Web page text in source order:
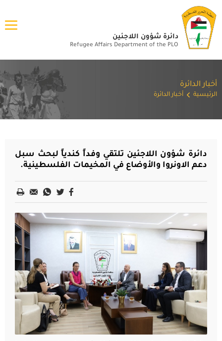
دائرة شؤون اللاجئين
Refugee Affairs Department of the PLO
أخبار الدائرة
الرئيسية أخبار الدائرة
دائرة شؤون اللاجئين تلتقي وفداً كندياً لبحث سبل
دعم الاونروا والأوضاع في المخيمات الفلسطينية.